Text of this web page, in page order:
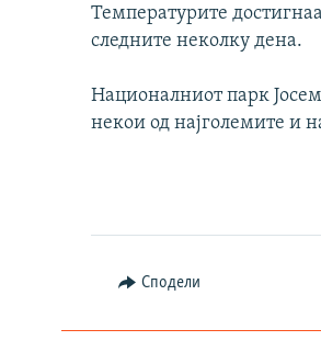
Температурите
следните неколку дена.
Националниот парк
некои од најголемите и
Сподели